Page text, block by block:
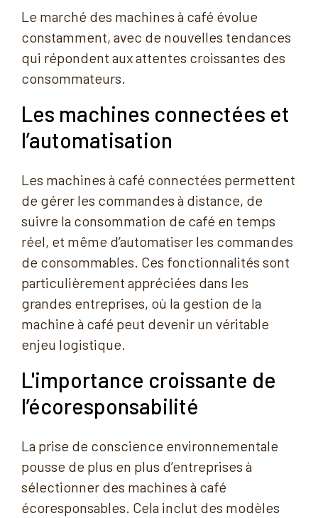
Le marché des machines à café évolue
constamment, avec de nouvelles tendances
qui répondent aux attentes croissantes des
consommateurs.
Les machines connectées et
l’automatisation
Les machines à café connectées permettent
de gérer les commandes à distance, de
suivre la consommation de café en temps
réel, et même d’automatiser les commandes
de consommables. Ces fonctionnalités sont
particulièrement appréciées dans les
grandes entreprises, où la gestion de la
machine à café peut devenir un véritable
enjeu logistique.
L'importance croissante de
l’écoresponsabilité
La prise de conscience environnementale
pousse de plus en plus d’entreprises à
sélectionner des machines à café
écoresponsables. Cela inclut des modèles